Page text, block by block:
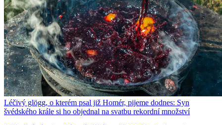
Léčivý glögg, o kterém psal již Homér, pijeme dodnes: Syn
švédského krále si ho objednal na svatbu rekordní množství